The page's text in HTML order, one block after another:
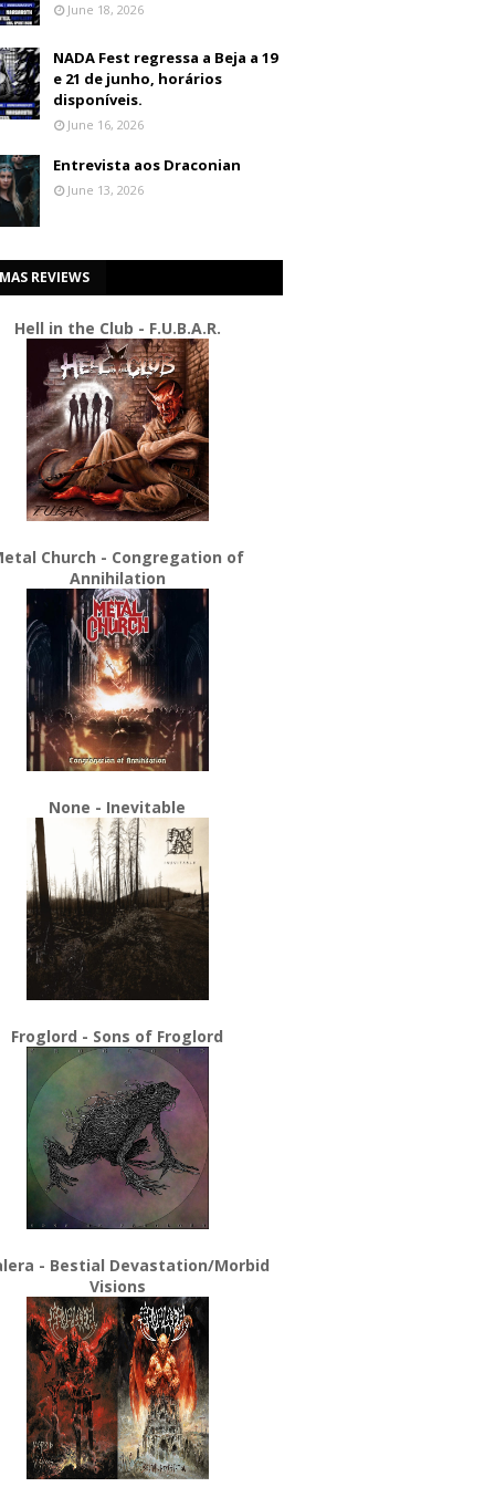
June 18, 2026
NADA Fest regressa a Beja a 19
e 21 de junho, horários
disponíveis.
June 16, 2026
Entrevista aos Draconian
June 13, 2026
REVIEWS
Hell in the Club - F.U.B.A.R.
Church - Congregation of
Annihilation
None - Inevitable
Froglord - Sons of Froglord
- Bestial Devastation/Morbid
Visions